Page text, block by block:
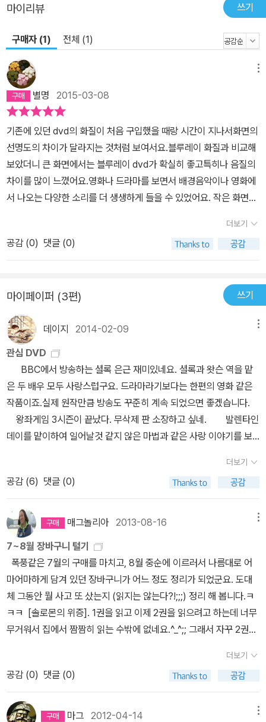
마이리뷰 쓰기
구매자 (1) 전체 (1)
별명 2015-03-08
기존에 있던 dvd의 화질이 처음 구입했을 때랑 시간이 지나서화면의
선명도의 차이가 달라지는 것처럼 보여서요.블루레이 화질과 비교해
보았더니 큰 화면에서는 블루레이 dvd가 확실히 좋고특히나 음질의
차이를 많이 느꼈어요.영화나 드라마를 보면서 배경음악이나 영화에
서 나오는 다양한 소리를 더 생생하게 들을 수 있었어요. 작은 화면에
감동을 생생히전달받을 수 있어서 셜록 보는 동안 몰입도 있게 보았
답니다.블루레이의 가격이 dvd보다 비싸다는 아쉬움은 영화를 보는
동안 입체적이고 풍성한 음질에 감동으로 달랠 수 있었어요. 마음에
더보기
공감 (0) 댓글 (0)
마이페이퍼 (3편) 쓰기
데이지 2014-02-09
관심 DVD
BBC에서 방송하는 셜록 은근 재미있네요. 셜록과 왓슨 역을 맡
은 두 배우 모두 사랑스럽구요. 드라마라기보다는 한편의 영화 같은
작품이죠.실제 원작만큼 방송도 꾸준히 계속 되었으면 좋겠습니다.
왕좌게임 3시즌이 끝났다. 무삭제 판 소장하고 싶네. 발렌타인
데이를 맡이하여 일어날것 같지 않은 마법과 같은 사랑 이야기를 보
션. 오래동안 꾸준히 사랑받은 클래식이지요.
더보기
공감 (6) 댓글 (0)
매그놀리아2013-08-16
7~8월 장바구니 털기
폭풍같은 7월의 구매를 마치고, 8월 중순에 이르러서 나름대로 어
마어마하게 담겨 있던 장바구니가 어느 정도 정리가 되었군요. 도대
체 그동안 뭘 사고 또 샀는지 (읽지는 않는다?!;;;) 정리 해 봅니다.ㅋ
ㅋㅋ [솔로몬의 위증]. 1권을 읽고 이제 2권을 읽으려고 하는데 너무
무거워서 집에서 짬짬히 읽는 수밖에 없네요.^_^;; 그래서 자꾸 2권의
시리즈. 초판 한정 별색 에디션 때문에 어쩔 수 없이 미리 사 둡니다.
ㅋㅋㅋㅋ [광골의 꿈]에 앞서, 반값이기에 [철서의 우리] 먼저 쟁여
뒀습니다. 트루먼 커포티의 [인 콜드 블러드]의 충격은 아직도 생생
합니다. 그 책을 읽을 때만 해도 커포티의 외모는 뭔가 험상궂은 아저
더보기
공감 (0) 댓글 (0)
마그 2012-04-14